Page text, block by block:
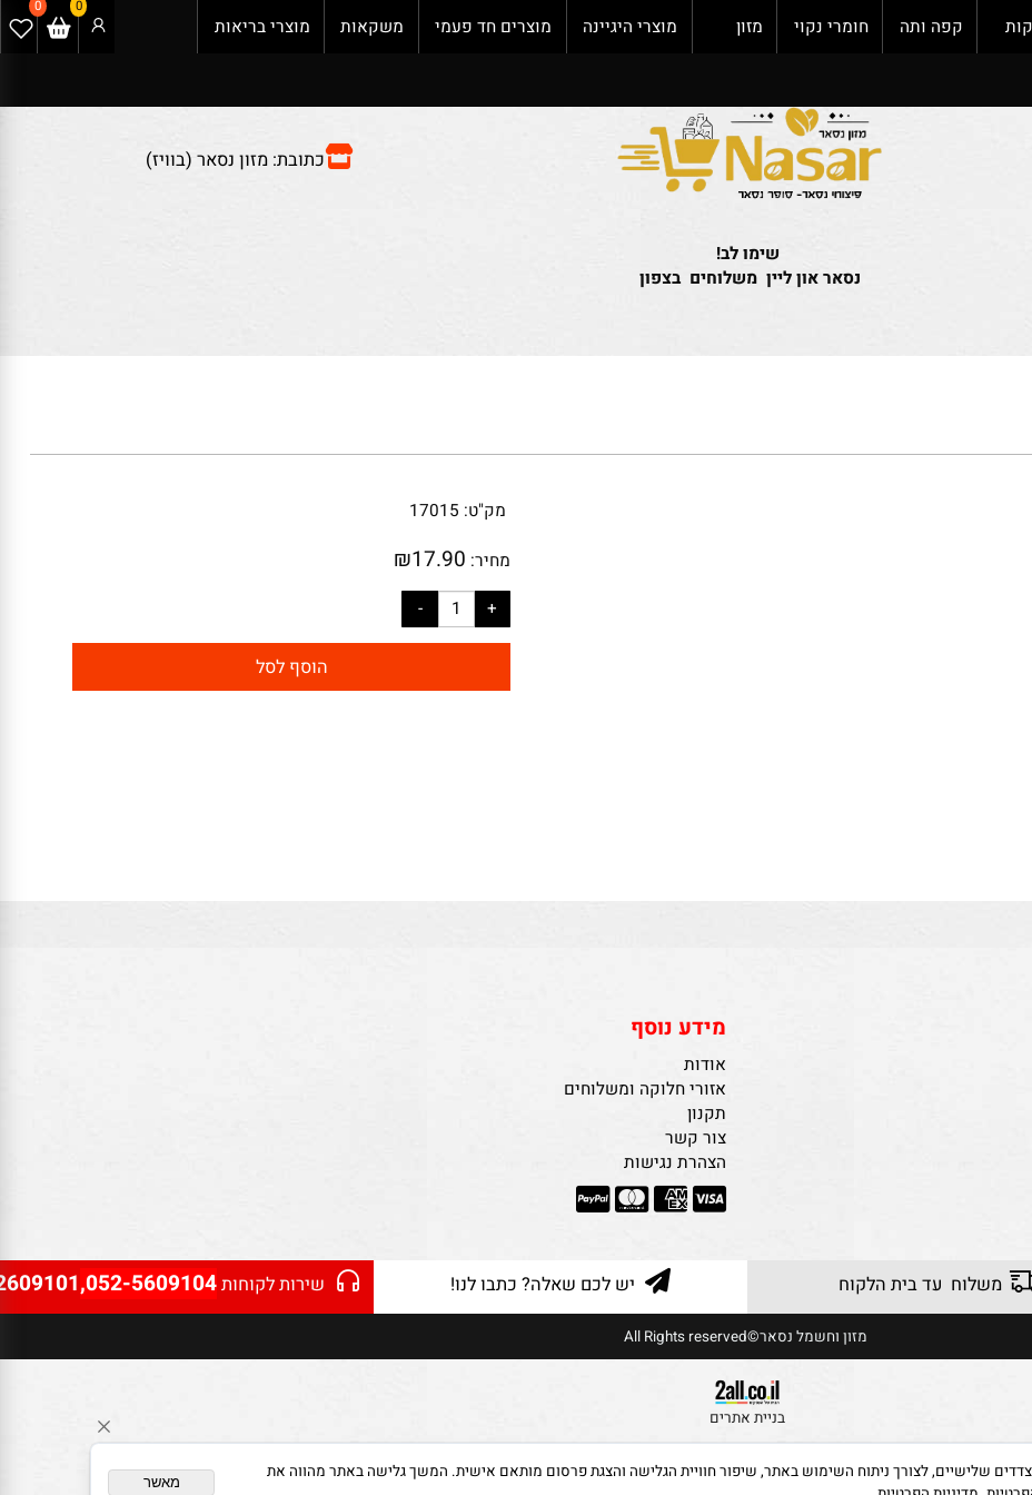
כתובת: מזון נסאר (בוויז)
0 0
קפה ותה חומרי נקוי מזון מוצרי היגיינה מוצרים חד פעמי משקאות מוצרי בריאות
שימו לב!
נסאר און ליין משלוחים בצפון
₪17.90
הוסף לסל
מידע נוסף
אודות
אזורי חלוקה ומשלוחים
תקנון
צור קשר
הצהרת נגישות
משלוח עד בית הלקוח יש לכם שאלה? כתבו לנו!
בניית אתרים